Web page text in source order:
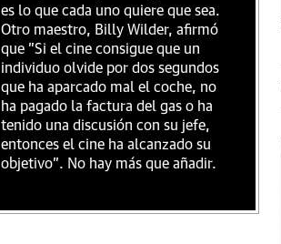
es lo que cada uno quiere que sea.
Otro maestro, Billy Wilder, afirmó
que "Si el cine consigue que un
individuo olvide por dos segundos
que ha aparcado mal el coche, no
ha pagado la factura del gas o ha
tenido una discusión con su jefe,
entonces el cine ha alcanzado su
objetivo". No hay más que añadir.